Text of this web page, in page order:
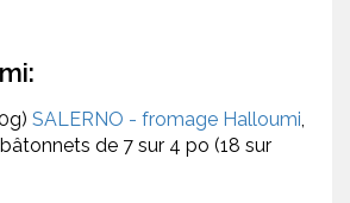
SALERNO - fromage Halloumi,
de 7 sur 4 po (18 sur